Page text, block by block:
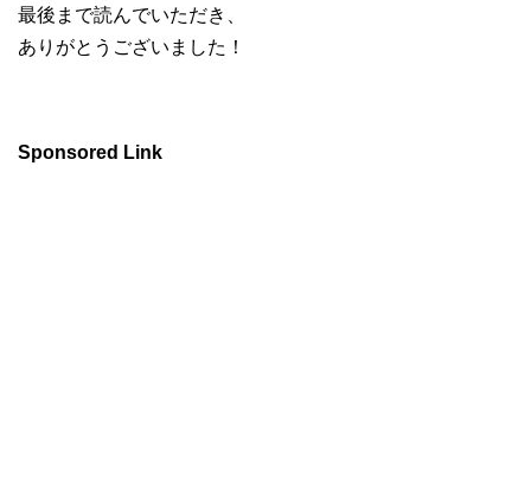
最後まで読んでいただき、
ありがとうございました！
Sponsored Link